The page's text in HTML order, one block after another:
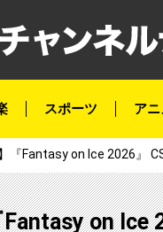
スポーツ ア
on Ice